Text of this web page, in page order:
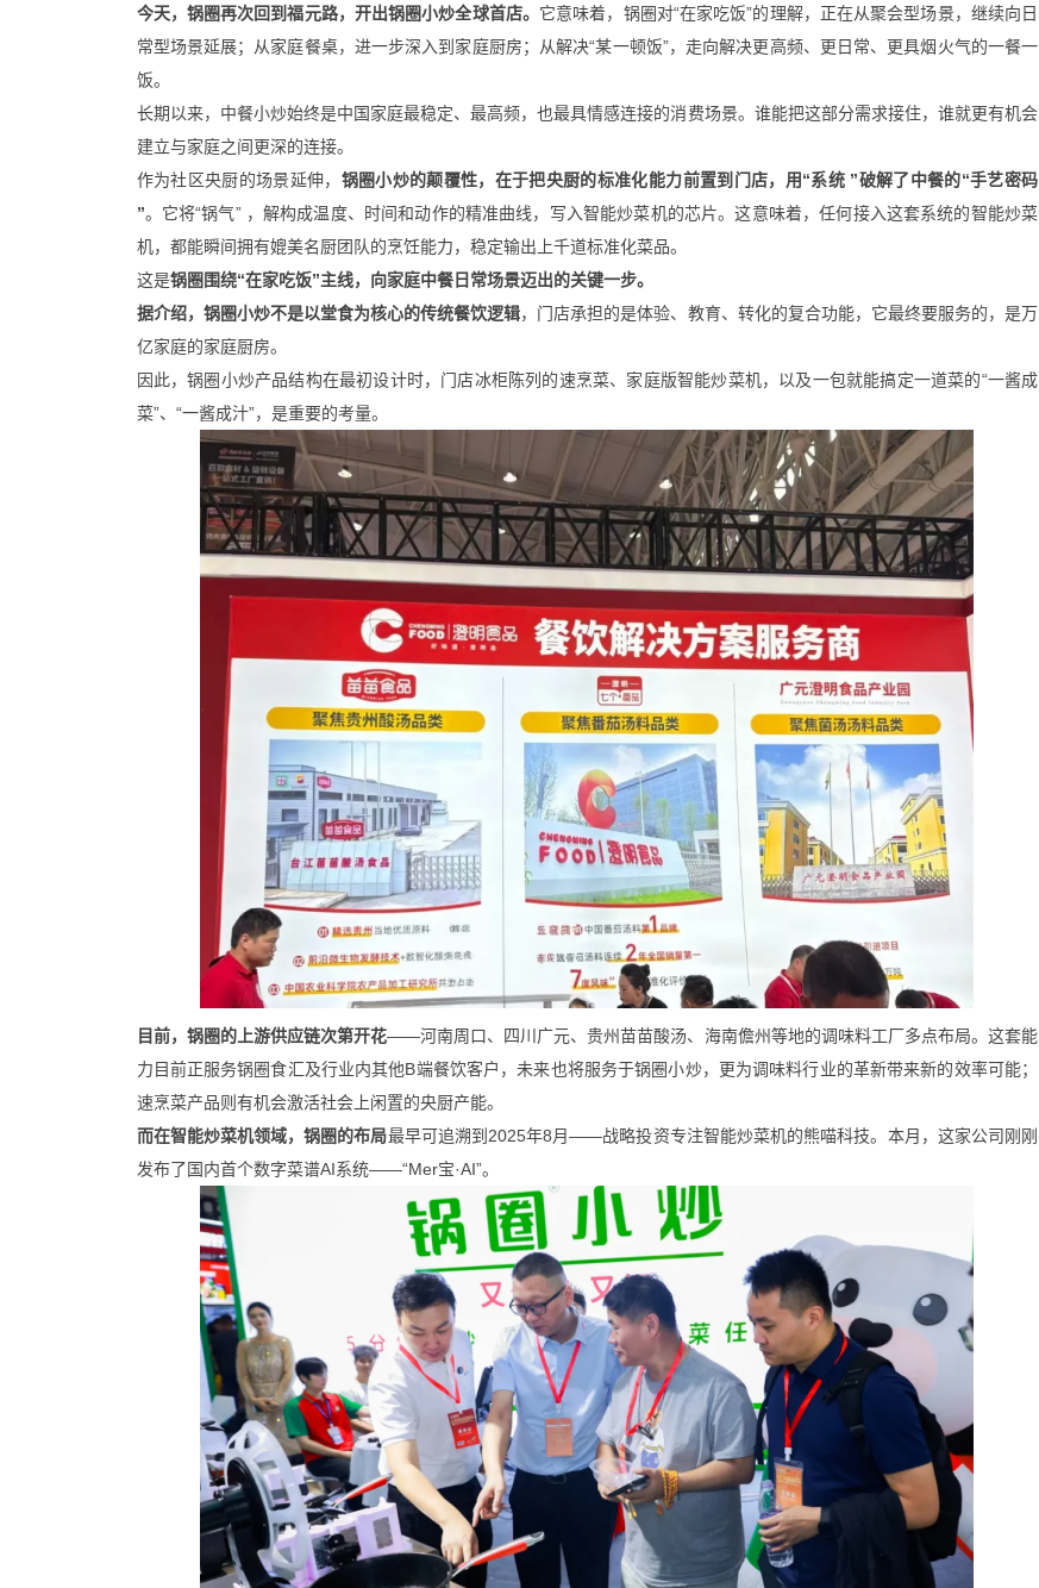
今天，锅圈再次回到福元路，开出锅圈小炒全球首店。 它意味着，锅圈对“在家吃饭”的理解，正在从聚会型场景，继续向日
常型场景延展；从家庭餐桌，进一步深入到家庭厨房；从解决“某一顿饭”，走向解决更高频、更日常、更具烟火气的一餐一
饭。
长期以来，中餐小炒始终是中国家庭最稳定、最高频，也最具情感连接的消费场景。谁能把这部分需求接住，谁就更有机会
建立与家庭之间更深的连接。
作为社区央厨的场景延伸， 锅圈小炒的颠覆性，在于把央厨的标准化能力前置到门店，用“系统 ”破解了中餐的“手艺密码
”。它将“锅气” ，解构成温度、时间和动作的精准曲线，写入智能炒菜机的芯片。这意味着，任何接入这套系统的智能炒菜
机，都能瞬间拥有媲美名厨团队的烹饪能力，稳定输出上千道标准化菜品。
这是锅圈围绕“在家吃饭”主线，向家庭中餐日常场景迈出的关键一步。
据介绍，锅圈小炒不是以堂食为核心的传统餐饮逻辑，门店承担的是体验、教育、转化的复合功能，它最终要服务的，是万
亿家庭的家庭厨房。
因此，锅圈小炒产品结构在最初设计时，门店冰柜陈列的速烹菜、家庭版智能炒菜机，以及一包就能搞定一道菜的“一酱成
菜”、“一酱成汁”，是重要的考量。
目前，锅圈的上游供应链次第开花——河南周口、四川广元、贵州苗苗酸汤、海南儋州等地的调味料工厂多点布局。这套能
力目前正服务锅圈食汇及行业内其他B端餐饮客户，未来也将服务于锅圈小炒，更为调味料行业的革新带来新的效率可能；
速烹菜产品则有机会激活社会上闲置的央厨产能。
而在智能炒菜机领域，锅圈的布局最早可追溯到2025年8月——战略投资专注智能炒菜机的熊喵科技。本月，这家公司刚刚
发布了国内首个数字菜谱AI系统——“Mer宝·AI”。